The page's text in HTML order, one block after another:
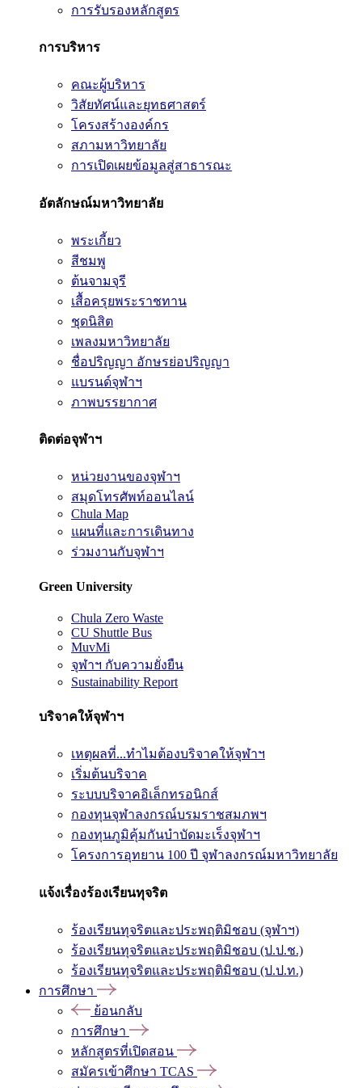
การรับรองหลักสูตร
การบริหาร
คณะผู้บริหาร
วิสัยทัศน์และยุทธศาสตร์
โครงสร้างองค์กร
สภามหาวิทยาลัย
การเปิดเผยข้อมูลสู่สาธารณะ
อัตลักษณ์มหาวิทยาลัย
พระเกี้ยว
สีชมพู
ต้นจามจุรี
เสื้อครุยพระราชทาน
ชุดนิสิต
เพลงมหาวิทยาลัย
ชื่อปริญญา อักษรย่อปริญญา
แบรนด์จุฬาฯ
ภาพบรรยากาศ
ติดต่อจุฬาฯ
หน่วยงานของจุฬาฯ
สมุดโทรศัพท์ออนไลน์
Chula Map
แผนที่และการเดินทาง
ร่วมงานกับจุฬาฯ
Green University
Chula Zero Waste
CU Shuttle Bus
MuvMi
จุฬาฯ กับความยั่งยืน
Sustainability Report
บริจาคให้จุฬาฯ
เหตุผลที่...ทำไมต้องบริจาคให้จุฬาฯ
เริ่มต้นบริจาค
ระบบบริจาคอิเล็กทรอนิกส์
กองทุนจุฬาลงกรณ์บรมราชสมภพฯ
กองทุนภูมิคุ้มกันบำบัดมะเร็งจุฬาฯ
โครงการอุทยาน 100 ปี จุฬาลงกรณ์มหาวิทยาลัย
แจ้งเรื่องร้องเรียนทุจริต
ร้องเรียนทุจริตและประพฤติมิชอบ (จุฬาฯ)
ร้องเรียนทุจริตและประพฤติมิชอบ (ป.ป.ช.)
ร้องเรียนทุจริตและประพฤติมิชอบ (ป.ป.ท.)
การศึกษา
ย้อนกลับ
การศึกษา
หลักสูตรที่เปิดสอน
สมัครเข้าศึกษา TCAS